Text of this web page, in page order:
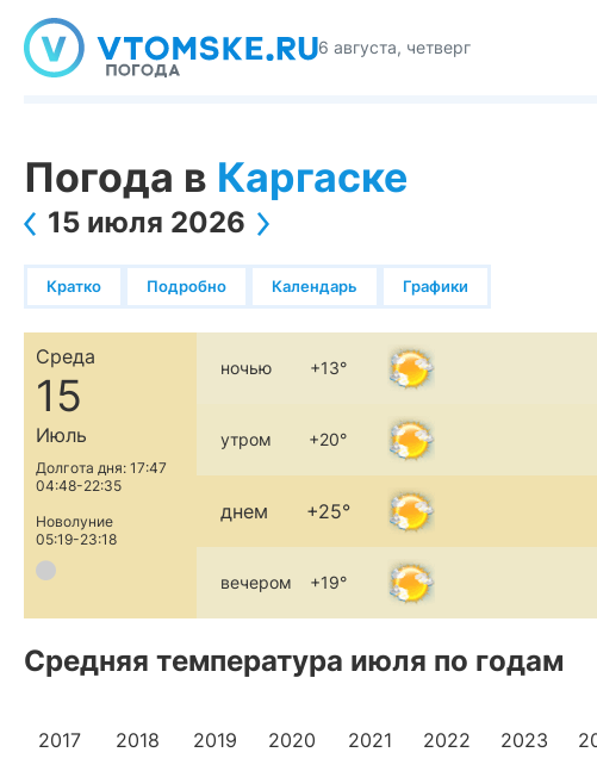
6 августа, четверг
Погода в Каргаске
15 июля 2026
Кратко Подробно Календарь Графики
Среда
15
Июль
Долгота дня: 17:47
04:48-22:35
Новолуние
05:19-23:18
ночью +13°
утром +20°
днем +25°
вечером +19°
Средняя температура июля по годам
2017 2018 2019 2020 2021 2022 2023